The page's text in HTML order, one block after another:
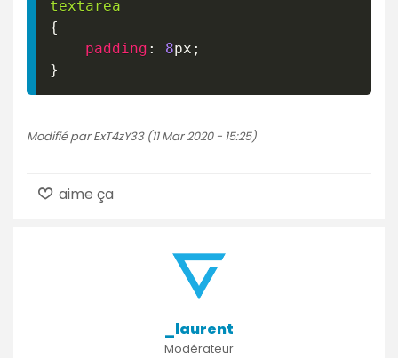
textarea
{
padding : 8px ;
}
Modifié par ExT4zY33 (11 Mar 2020 - 15:25)
aime ça
_laurent
Modérateur